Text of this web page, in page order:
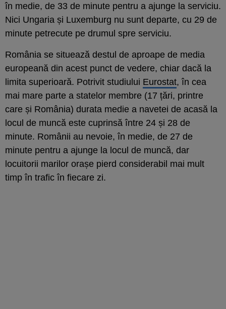
în medie, de 33 de minute pentru a ajunge la serviciu.
Nici Ungaria și Luxemburg nu sunt departe, cu 29 de
minute petrecute pe drumul spre serviciu.
România se situează destul de aproape de media
europeană din acest punct de vedere, chiar dacă la
limita superioară. Potrivit studiului Eurostat, în cea
mai mare parte a statelor membre (17 țări, printre
care și România) durata medie a navetei de acasă la
locul de muncă este cuprinsă între 24 și 28 de
minute. Românii au nevoie, în medie, de 27 de
minute pentru a ajunge la locul de muncă, dar
locuitorii marilor orașe pierd considerabil mai mult
timp în trafic în fiecare zi.